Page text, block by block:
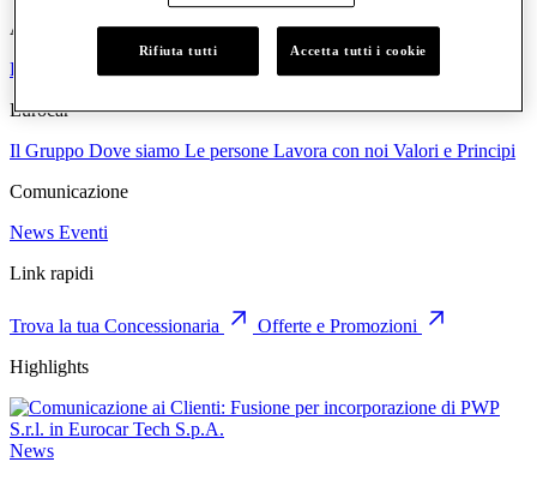
Alimentazione
Benzina
Diesel
Eurocar
Il Gruppo Dove siamo Le persone Lavora con noi Valori e Principi
Comunicazione
News Eventi
Link rapidi
Trova la tua Concessionaria
Offerte e Promozioni
Highlights
News
Rifiuta tutti Accetta tutti i cookie